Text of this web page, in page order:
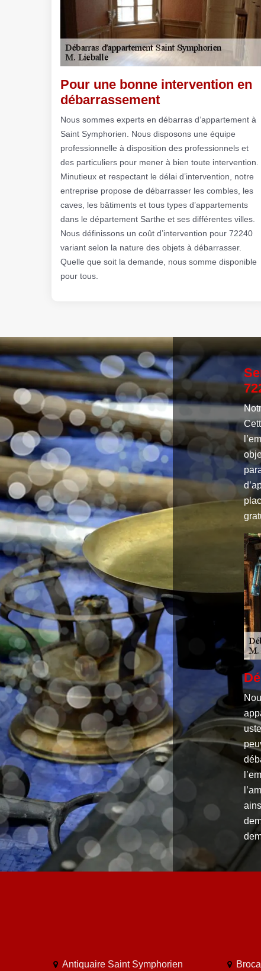
Pour une bonne intervention en
débarrassement
Nous sommes experts en débarras d’appartement à
Saint Symphorien. Nous disposons une équipe
professionnelle à disposition des professionnels et
des particuliers pour mener à bien toute intervention.
Minutieux et respectant le délai d’intervention, notre
entreprise propose de débarrasser les combles, les
caves, les bâtiments et tous types d’appartements
dans le département Sarthe et ses différentes villes.
Nous définissons un coût d’intervention pour 72240
variant selon la nature des objets à débarrasser.
Quelle que soit la demande, nous somme disponible
pour tous.
Antiquaire Saint Symphorien